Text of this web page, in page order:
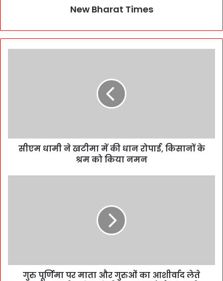
New Bharat Times
सीएम धामी ने खटीमा में की धान रोपाई, किसानों के
श्रम को किया नमन
गुरु पूर्णिमा पर माता और गुरुओं का आशीर्वाद लेते